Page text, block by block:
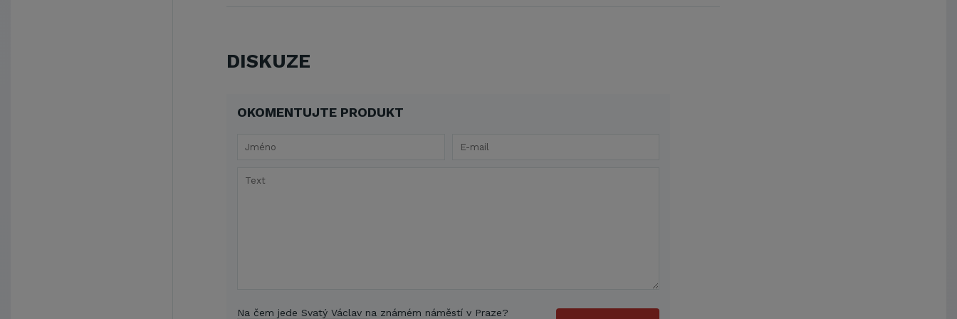
DISKUZE
OKOMENTUJTE PRODUKT
Na čem jede Svatý Václav na známém náměstí v Praze?